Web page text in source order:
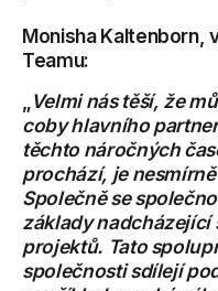
Monisha Kaltenborn,
Teamu:
Velmi nás těší, že
coby hlavního
těchto náročných
prochází, je
Společně se
základy
projektů. Tato
společnosti sdílejí